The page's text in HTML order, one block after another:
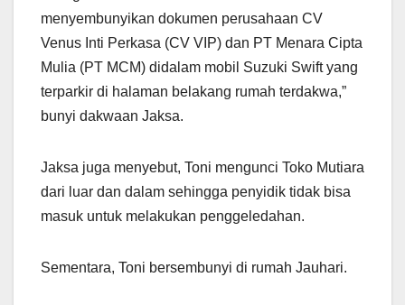
menyembunyikan dokumen perusahaan CV
Venus Inti Perkasa (CV VIP) dan PT Menara Cipta
Mulia (PT MCM) didalam mobil Suzuki Swift yang
terparkir di halaman belakang rumah terdakwa,”
bunyi dakwaan Jaksa.
Jaksa juga menyebut, Toni mengunci Toko Mutiara
dari luar dan dalam sehingga penyidik tidak bisa
masuk untuk melakukan penggeledahan.
Sementara, Toni bersembunyi di rumah Jauhari.